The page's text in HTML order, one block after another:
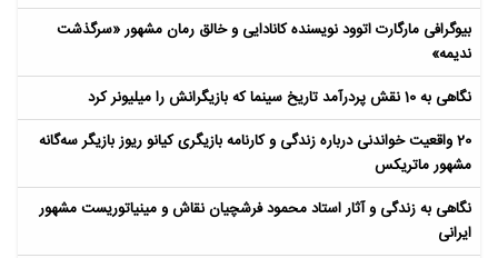
بیوگرافی مارگارت اتوود نویسنده کانادایی و خالق رمان مشهور «سرگذشت
ندیمه»
نگاهی به 10 نقش پردرآمد تاریخ سینما که بازیگرانش را میلیونر کرد
20 واقعیت خواندنی درباره زندگی و کارنامه بازیگری کیانو ریوز بازیگر سه‌گانه
مشهور ماتریکس
نگاهی به زندگی و آثار استاد محمود فرشچیان نقاش و مینیاتوریست مشهور
ایرانی